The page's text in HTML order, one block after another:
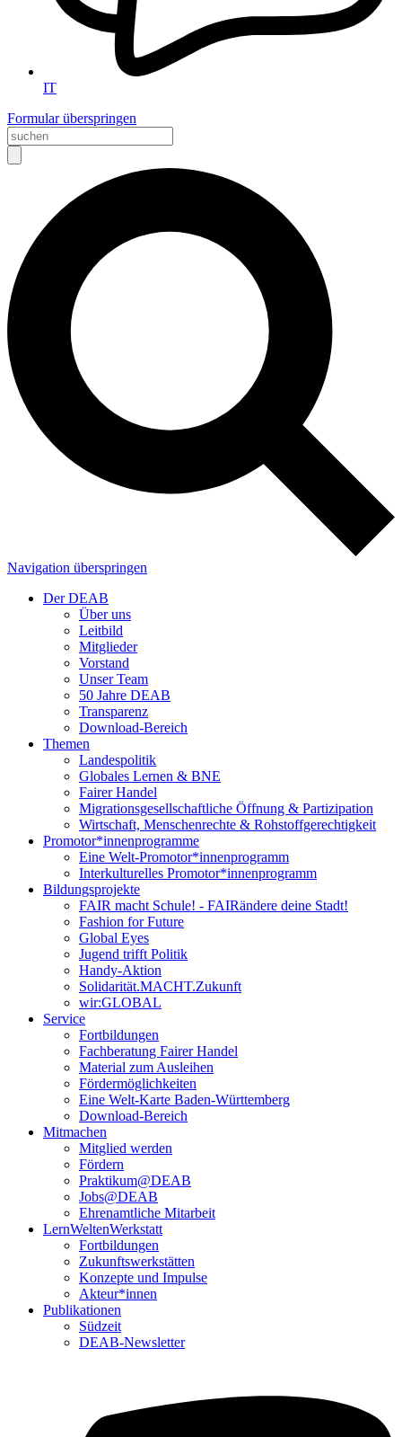
IT
Formular überspringen
Navigation überspringen
Der DEAB
Über uns
Leitbild
Mitglieder
Vorstand
Unser Team
50 Jahre DEAB
Transparenz
Download-Bereich
Themen
Landespolitik
Globales Lernen & BNE
Fairer Handel
Migrationsgesellschaftliche Öffnung & Partizipation
Wirtschaft, Menschenrechte & Rohstoffgerechtigkeit
Promotor*innen­programme
Eine Welt-Promotor*innenprogramm
Interkulturelles Promotor*innenprogramm
Bildungsprojekte
FAIR macht Schule! - FAIRändere deine Stadt!
Fashion for Future
Global Eyes
Jugend trifft Politik
Handy-Aktion
Solidarität.MACHT.Zukunft
wir:GLOBAL
Service
Fortbildungen
Fachberatung Fairer Handel
Material zum Ausleihen
Fördermöglichkeiten
Eine Welt-Karte Baden-Württemberg
Download-Bereich
Mitmachen
Mitglied werden
Fördern
Praktikum@DEAB
Jobs@DEAB
Ehrenamtliche Mitarbeit
LernWeltenWerkstatt
Fortbildungen
Zukunftswerkstätten
Konzepte und Impulse
Akteur*innen
Publikationen
Südzeit
DEAB-Newsletter